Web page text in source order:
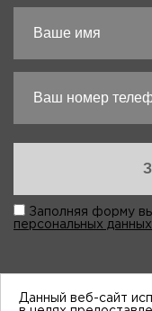
Заполняя форму
персональных данных
Данный веб-сайт